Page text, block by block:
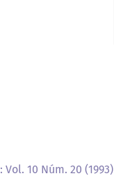
10 Núm. 20 (1993)